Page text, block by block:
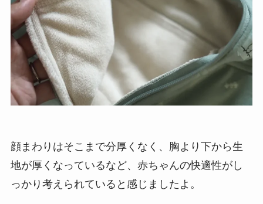
顔まわりはそこまで分厚くなく、胸より下から生
地が厚くなっているなど、赤ちゃんの快適性がし
っかり考えられていると感じましたよ。